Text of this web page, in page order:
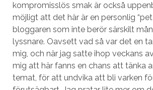
kompromisslös smak är också
möjligt att det här är en personlig
bloggaren som inte berör särskilt
lyssnare. Oavsett vad så var det en
mig, och när jag satte ihop veckans
mig att här fanns en chans att tänka
temat, för att undvika att bli varken